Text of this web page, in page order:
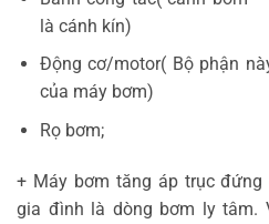
là cánh kín)
Động cơ/motor( Bộ phận
của máy bơm)
Rọ bơm;
+ Máy bơm tăng áp trục
gia đình là dòng bơm ly tâm.